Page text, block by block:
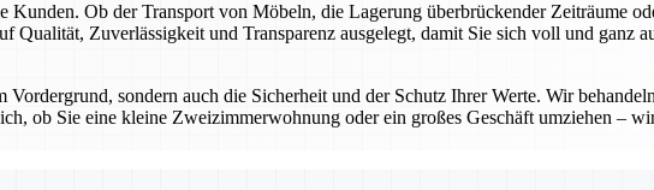
Ob der Transport von Möbeln, die Lagerung überbrückender Zeiträume
Zuverlässigkeit und Transparenz ausgelegt, damit Sie sich voll und ganz
sondern auch die Sicherheit und der Schutz Ihrer Werte. Wir
ob Sie eine kleine Zweizimmerwohnung oder ein großes Geschäft umziehen –